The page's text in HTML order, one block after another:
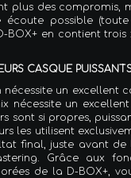
plus des compromis,
écoute possible
en contient trois :
CASQUE
nécessite un excellent
nécessite un
sont si propres,
les utilisent
final, juste avant de
Grâce aux
de la D-BOX+,